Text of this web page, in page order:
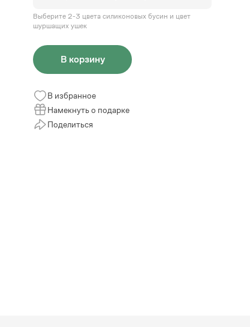
Выберите 2-3 цвета силиконовых бусин и цвет
шуршащих ушек
В корзину
В избранное
Намекнуть о подарке
Поделиться